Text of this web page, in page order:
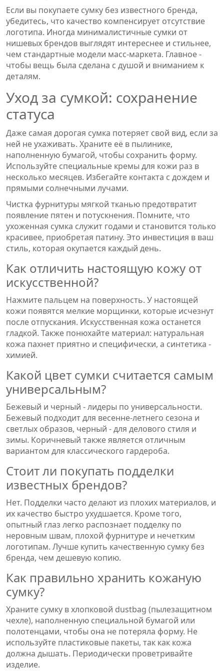
Если вы покупаете сумку без известного бренда,
убедитесь, что качество компенсирует отсутствие
логотипа. Иногда минималистичные сумки от
нишевых брендов выглядят интереснее и стильнее,
чем стандартные модели масс-маркета. Главное -
чтобы вещь была сделана с душой и вниманием к
деталям.
Уход за сумкой: сохранение
статуса
Даже самая дорогая сумка потеряет свой вид, если за
ней не ухаживать. Храните её в пылинике,
наполненную бумагой, чтобы сохранить форму.
Используйте специальные кремы для кожи раз в
несколько месяцев. Избегайте контакта с дождем и
прямыми солнечными лучами.
Чистка фурнитуры мягкой тканью предотвратит
появление пятен и потускнения. Помните, что
ухоженная сумка служит годами и становится только
красивее, приобретая патину. Это инвестиция в ваш
стиль, которая окупается каждый день.
Как отличить настоящую кожу от
искусственной?
Нажмите пальцем на поверхность. У настоящей
кожи появятся мелкие морщинки, которые исчезнут
после отпускания. Искусственная кожа останется
гладкой. Также понюхайте материал: натуральная
кожа пахнет приятно и специфически, а синтетика -
химией.
Какой цвет сумки считается самым
универсальным?
Бежевый и черный - лидеры по универсальности.
Бежевый подходит для весенне-летнего сезона и
светлых образов, черный - для делового стиля и
зимы. Коричневый также является отличным
вариантом для классического гардероба.
Стоит ли покупать подделки
известных брендов?
Нет. Подделки часто делают из плохих материалов, и
их качество быстро ухудшается. Кроме того,
опытный глаз легко распознает подделку по
неровным швам, плохой фурнитуре и нечетким
логотипам. Лучше купить качественную сумку без
бренда, чем дешевую копию.
Как правильно хранить кожаную
сумку?
Храните сумку в хлопковой dustbag (пылезащитном
чехле), наполненную специальной бумагой или
полотенцами, чтобы она не потеряла форму. Не
используйте пластиковые пакеты, так как кожа
должна дышать. Периодически проветривайте
изделие.